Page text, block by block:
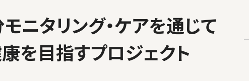
ニタリング・ケアを通じて
を目指すプロジェクト